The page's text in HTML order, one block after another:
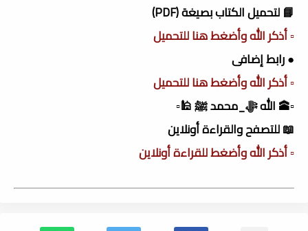
📘 لتحميل الكتاب بصيغة (PDF)
▫️ أذكر الله وأضغط هنا للتحميل
● رابط إضافى
▫️ أذكر الله وأضغط هنا للتحميل
▫️🕋 الله ﷻ_محمد ﷺ 🕌▫️
📖 للتصفح والقراءة أونلاين
▫️ أذكر الله وأضغط للقراءة أونلاين